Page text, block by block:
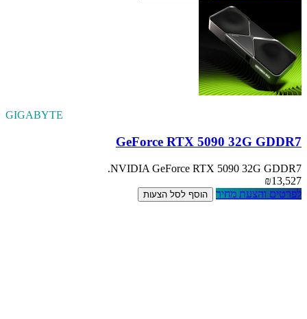
GIGABYTE
GeForce RTX 5090 32G GDDR7
NVIDIA GeForce RTX 5090 32G GDDR7.
₪13,527
לפרטים והצעת מחיר
הוסף לסל הצעות